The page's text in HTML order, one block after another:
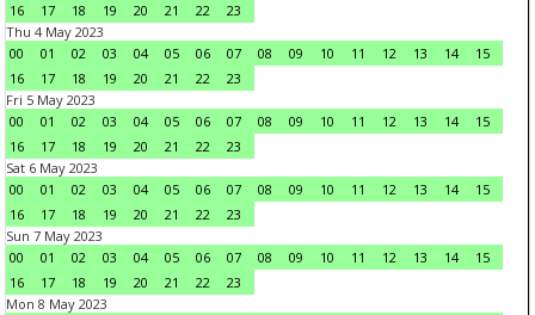
16
17 18 19 20 21 22
23
Thu 4 May 2023
00
01 02 03 04 05 06 07 08 09 10 11 12 13 14
15
16
17 18 19 20 21 22
23
Fri 5 May 2023
00
01 02 03 04 05 06 07 08 09 10 11 12 13 14
15
16
17 18 19 20 21 22
23
Sat 6 May 2023
00
01 02 03 04 05 06 07 08 09 10 11 12 13 14
15
16
17 18 19 20 21 22
23
Sun 7 May 2023
00
01 02 03 04 05 06 07 08 09 10 11 12 13 14
15
16
17 18 19 20 21 22
23
Mon 8 May 2023